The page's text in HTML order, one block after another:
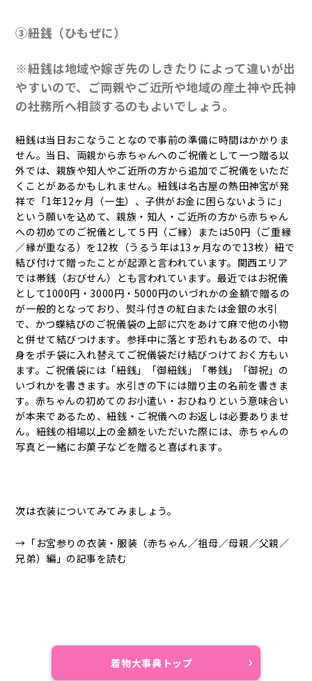
③紐銭（ひもぜに）
※紐銭は地域や嫁ぎ先のしきたりによって違いが出
やすいので、ご両親やご近所や地域の産土神や氏神
の社務所へ相談するのもよいでしょう。
紐銭は当日おこなうことなので事前の準備に時間はかかりま
せん。当日、両親から赤ちゃんへのご祝儀として一つ贈る以
外では、親族や知人やご近所の方から追加でご祝儀をいただ
くことがあるかもしれません。紐銭は名古屋の熱田神宮が発
祥で「1年12ヶ月（一生）、子供がお金に困らないように」
という願いを込めて、親族・知人・ご近所の方から赤ちゃん
への初めてのご祝儀として５円（ご縁）または50円（ご重縁
／縁が重なる）を12枚（うるう年は13ヶ月なので13枚）紐で
結び付けて贈ったことが起源と言われています。関西エリア
では帯銭（おびせん）とも言われています。最近ではお祝儀
として1000円・3000円・5000円のいづれかの金額で贈るの
が一般的となっており、熨斗付きの紅白または金銀の水引
で、かつ蝶結びのご祝儀袋の上部に穴をあけて麻で他の小物
と併せて結びつけます。参拝中に落とす恐れもあるので、中
身をポチ袋に入れ替えてご祝儀袋だけ結びつけておく方もい
ます。ご祝儀袋には「紐銭」「御紐銭」「帯銭」「御祝」の
いづれかを書きます。水引きの下には贈り主の名前を書きま
す。赤ちゃんの初めてのお小遣い・おひねりという意味合い
が本来であるため、紐銭・ご祝儀へのお返しは必要ありませ
ん。紐銭の相場以上の金額をいただいた際には、赤ちゃんの
写真と一緒にお菓子などを贈ると喜ばれます。
次は衣装についてみてみましょう。
→「お宮参りの衣装・服装（赤ちゃん／祖母／母親／父親／
兄弟）編」の記事を読む
着物大事典トップ